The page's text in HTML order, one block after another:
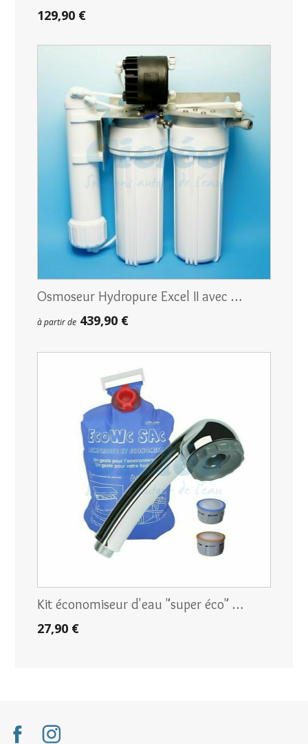
129,90 €
Osmoseur Hydropure Excel II avec …
à partir de 439,90 €
Kit économiseur d'eau "super éco" …
27,90 €